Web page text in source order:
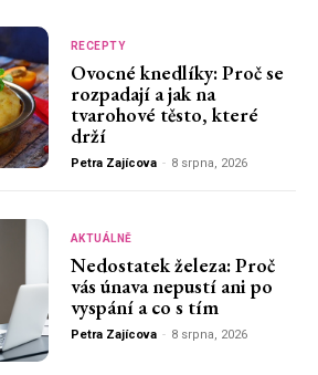
RECEPTY
Ovocné knedlíky: Proč se
rozpadají a jak na
tvarohové těsto, které
drží
Petra Zajícova - 8 srpna, 2026
AKTUÁLNĚ
Nedostatek železa: Proč
vás únava nepustí ani po
vyspání a co s tím
Petra Zajícova - 8 srpna, 2026